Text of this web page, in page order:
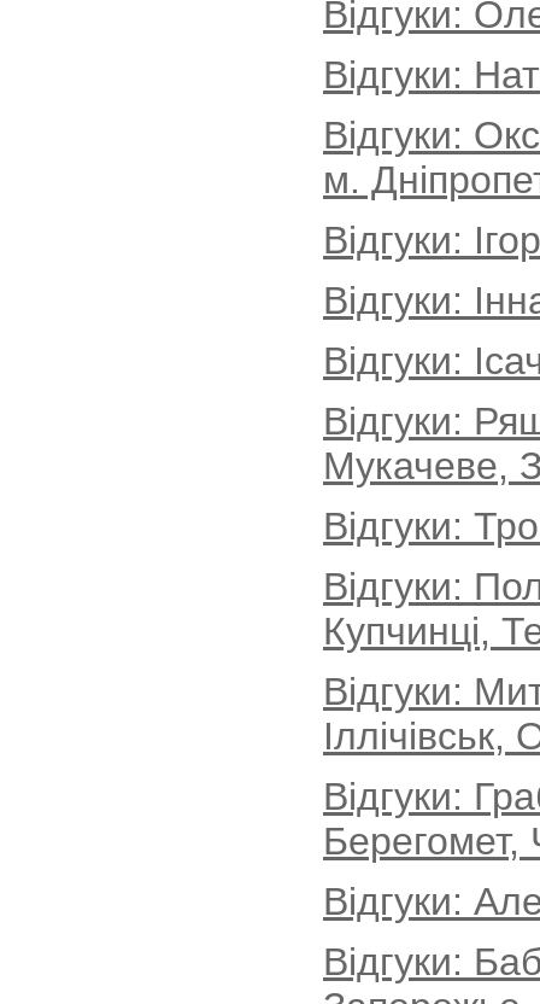
Відгуки:
Відгуки:
Відгуки:
м.
Відгуки:
Відгуки:
Відгуки:
Відгуки:
Мукачеве,
Відгуки:
Відгуки:
Купчинці,
Відгуки:
Відгуки:
Берегомет,
Відгуки:
Відгуки: